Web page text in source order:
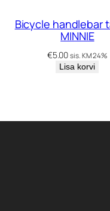
Bicycle handlebar
MINNIE
€5.00 sis. KM 24%
Lisa korvi